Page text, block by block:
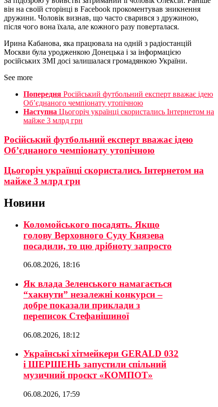
він на своїй сторінці в Facebook прокоментував зникнення
дружини. Чоловік визнав, що часто сварився з дружиною,
після чого вона їхала, але кожного разу поверталася.
Ирина Кабанова, яка працювала на одній з радіостанцій
Москви була уродженкою Донецька і за інформацією
російських ЗМІ досі залишалася громадянкою України.
See more
Попередня Російський футбольний експерт вважає ідею
Об’єднаного чемпіонату утопічною
Наступна Цьогоріч українці скористались Інтернетом на
майже 3 млрд грн
Російський футбольний експерт вважає ідею
Об’єднаного чемпіонату утопічною
Цьогоріч українці скористались Інтернетом на
майже 3 млрд грн
Новини
Коломойського посадять. Якщо
голову Верховного Суду Князева
посадили, то цю дрібноту запросто
06.08.2026, 18:16
Як влада Зеленського намагається
“хакнути” незалежні конкурси –
добре показали приклади з
переписок Стефанішиної
06.08.2026, 18:12
Українські хітмейкери GERALD 032
і ШЕРШЕНЬ запустили спільний
музичний проєкт «КОМПОТ»
06.08.2026, 17:59